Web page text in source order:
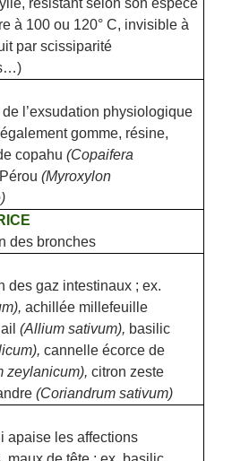
à 100 ou 120° C, invisible à
par scissiparité
l’exsudation physiologique
gomme, résine,
copahu (Copaifera
(Myroxylon
des bronches
des gaz intestinaux ; ex.
achillée millefeuille
ail (Allium sativum), basilic
cannelle écorce de
zeylanicum), citron zeste
(Coriandrum sativum)
apaise les affections